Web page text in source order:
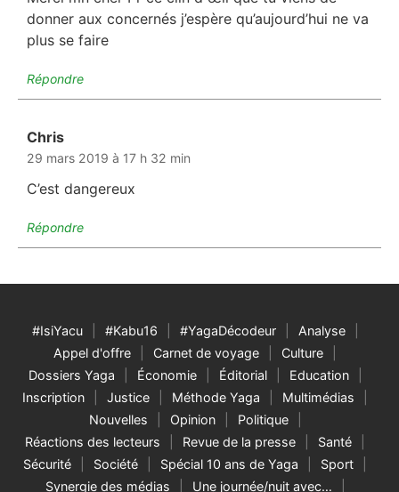
donner aux concernés j’espère qu’aujourd’hui ne va
plus se faire
Répondre
Chris
29 mars 2019 à 17 h 32 min
C’est dangereux
Répondre
#IsiYacu #Kabu16 #YagaDécodeur
Analyse
Appel d'offre
Carnet de voyage
Culture
Dossiers Yaga
Économie Éditorial
Education
Inscription
Justice Méthode Yaga
Multimédias
Nouvelles
Opinion
Politique
Réactions des lecteurs
Revue de la presse
Santé
Sécurité
Société Spécial 10 ans de Yaga
Sport
Synergie des médias
Une journée/nuit avec…